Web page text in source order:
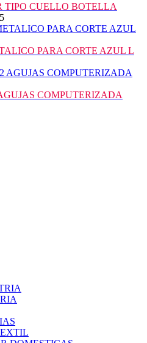
TIPO CUELLO BOTELLA
PARA CORTE AZUL L
COMPUTERIZADA